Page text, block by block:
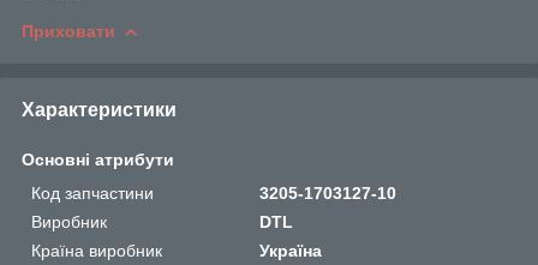
Приховати
Характеристики
Основні атрибути
Код запчастини
3205-1703127-10
Виробник
DTL
Країна виробник
Україна